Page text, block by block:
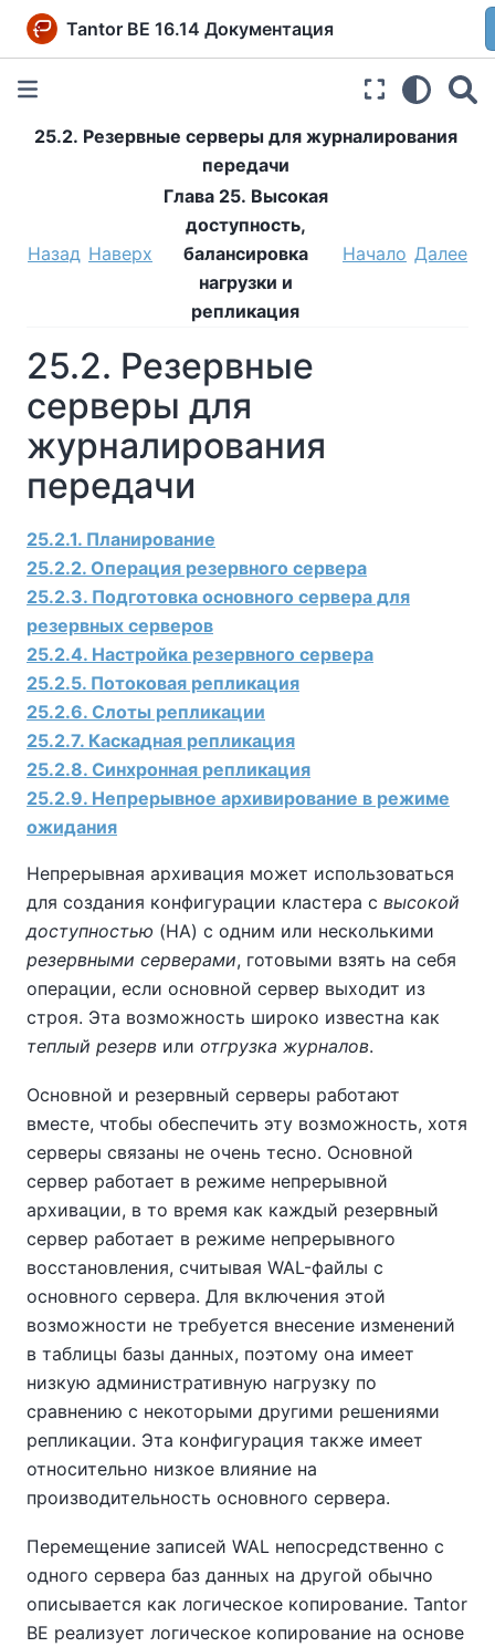
Tantor BE 16.14 Документация
25.2. Резервные серверы для журналирования
передачи
Назад Наверх
Глава 25. Высокая
доступность,
балансировка
нагрузки и
репликация
Начало Далее
25.2. Резервные
серверы для
журналирования
передачи
25.2.1. Планирование
25.2.2. Операция резервного сервера
25.2.3. Подготовка основного сервера для
резервных серверов
25.2.4. Настройка резервного сервера
25.2.5. Потоковая репликация
25.2.6. Слоты репликации
25.2.7. Каскадная репликация
25.2.8. Синхронная репликация
25.2.9. Непрерывное архивирование в режиме
ожидания
Непрерывная архивация может использоваться
для создания конфигурации кластера с высокой
доступностью (HA) с одним или несколькими
резервными серверами, готовыми взять на себя
операции, если основной сервер выходит из
строя. Эта возможность широко известна как
теплый резерв или отгрузка журналов.
Основной и резервный серверы работают
вместе, чтобы обеспечить эту возможность, хотя
серверы связаны не очень тесно. Основной
сервер работает в режиме непрерывной
архивации, в то время как каждый резервный
сервер работает в режиме непрерывного
восстановления, считывая WAL-файлы с
основного сервера. Для включения этой
возможности не требуется внесение изменений
в таблицы базы данных, поэтому она имеет
низкую административную нагрузку по
сравнению с некоторыми другими решениями
репликации. Эта конфигурация также имеет
относительно низкое влияние на
производительность основного сервера.
Перемещение записей WAL непосредственно с
одного сервера баз данных на другой обычно
описывается как логическое копирование. Tantor
BE реализует логическое копирование на основе